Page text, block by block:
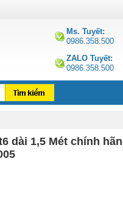
Ms. Tuyết:
0986.358.500
ZALO Tuyết:
0986.358.500
dài 1,5 Mét chính